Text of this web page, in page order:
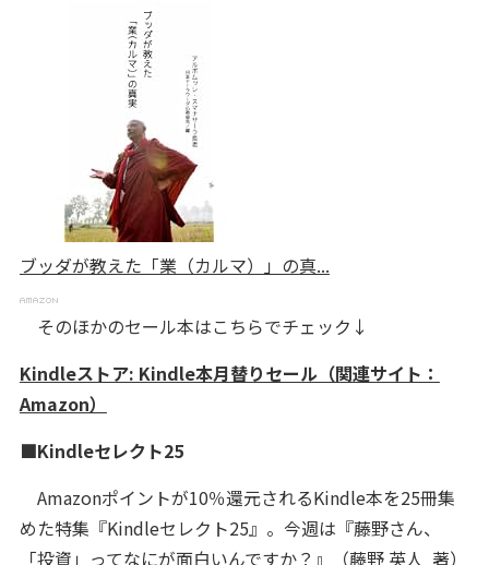
ブッダが教えた「業（カルマ）」の真...
そのほかのセール本はこちらでチェック↓
Kindleストア: Kindle本月替りセール（関連サイト：
Amazon）
■Kindleセレクト25
Amazonポイントが10％還元されるKindle本を25冊集
めた特集『Kindleセレクト25』。今週は『藤野さん、
「投資」ってなにが面白いんですか？』（藤野 英人 著）